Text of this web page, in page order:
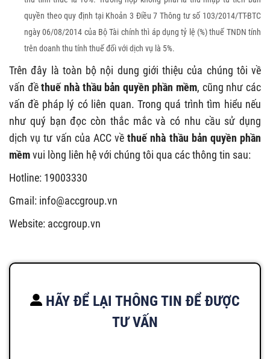
quyền theo quy định tại Khoản 3 Điều 7 Thông tư số 103/2014/TT-BTC
ngày 06/08/2014 của Bộ Tài chính thì áp dụng tỷ lệ (%) thuế TNDN tính
trên doanh thu tính thuế đối với dịch vụ là 5%.
Trên đây là toàn bộ nội dung giới thiệu của chúng tôi về
vấn đềthuế nhà thầu bản quyền phần mềm, cũng như các
vấn đề pháp lý có liên quan. Trong quá trình tìm hiểu nếu
như quý bạn đọc còn thắc mắc và có nhu cầu sử dụng
dịch vụ tư vấn của ACC vềthuế nhà thầu bản quyền phần
mềmvui lòng liên hệ với chúng tôi qua các thông tin sau:
Hotline: 19003330
Gmail: info@accgroup.vn
Website: accgroup.vn
HÃY ĐỂ LẠI THÔNG TIN ĐỂ ĐƯỢC
TƯ VẤN